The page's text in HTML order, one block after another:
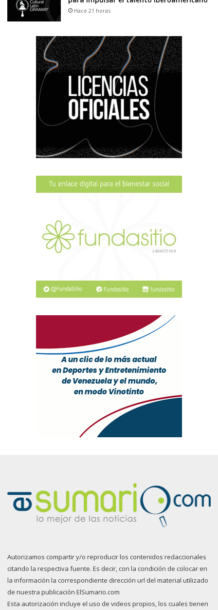
Hace 21 horas
Autorizamos compartir y/o reproducir los contenidos redaccionales
citando la respectiva fuente. Es decir, con la condición de colocar en
la información la correspondiente dirección url del material utilizado
de nuestra publicación ElSumario.com
Esta autorización incluye el uso de videos propios, los cuales tienen